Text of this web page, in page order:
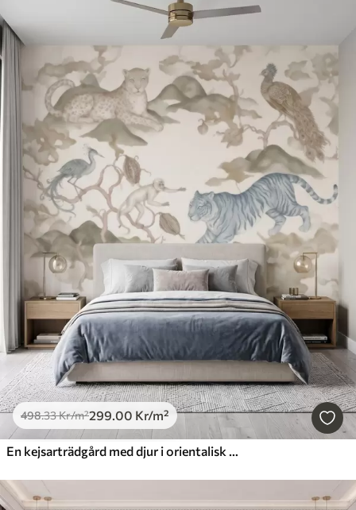
498.33Kr/m²299.00 Kr/m²
En kejsarträdgård med djur i orientalisk stil – apa, leopard, tiger, påfågel och häger